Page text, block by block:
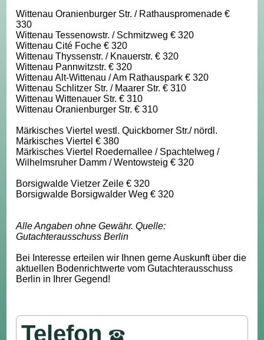
Wittenau Oranienburger Str. / Rathauspromenade €
330
Wittenau Tessenowstr. / Schmitzweg € 320
Wittenau Cité Foche € 320
Wittenau Thyssenstr. / Knauerstr. € 320
Wittenau Pannwitzstr. € 320
Wittenau Alt-Wittenau / Am Rathauspark € 320
Wittenau Schlitzer Str. / Maarer Str. € 310
Wittenau Wittenauer Str. € 310
Wittenau Oranienburger Str. € 310
Märkisches Viertel westl. Quickborner Str./ nördl.
Märkisches Viertel € 380
Märkisches Viertel Roedernallee / Spachtelweg /
Wilhelmsruher Damm / Wentowsteig € 320
Borsigwalde Vietzer Zeile € 320
Borsigwalde Borsigwalder Weg € 320
Alle Angaben ohne Gewähr. Quelle:
Gutachterausschuss Berlin
Bei Interesse erteilen wir Ihnen gerne Auskunft über die
aktuellen Bodenrichtwerte vom Gutachterausschuss
Berlin in Ihrer Gegend!
Telefon